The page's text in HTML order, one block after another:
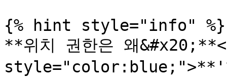
{% hint style="info" %}
**위치 권한은 왜
style="color:blue;">**'